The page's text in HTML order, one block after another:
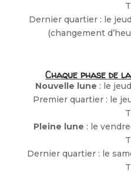
Dernier quartier : le
(changement
Chaque phase de
Nouvelle lune : le
Premier quartier : le
Pleine lune : le
Dernier quartier : le